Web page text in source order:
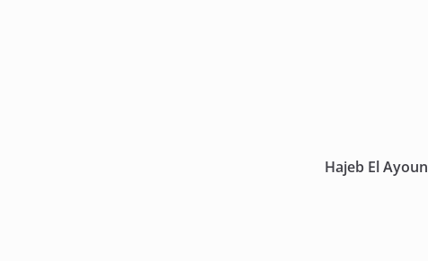
Hajeb El Ayoun